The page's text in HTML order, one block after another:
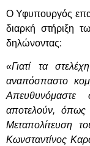
Ο Υφυπουργός
διαρκή στήριξη
δηλώνοντας:
«Γιατί τα
αναπόσπαστο
Απευθυνόμαστε
αποτελούν, όπως
Μεταπολίτευση
Κωνσταντίνος